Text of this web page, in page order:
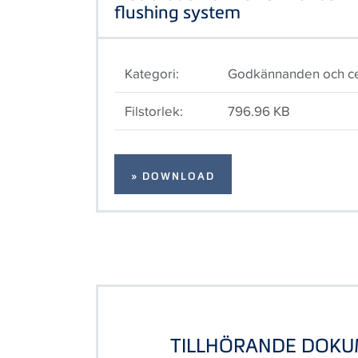
flushing system
Kategori:
Godkännanden och
Filstorlek:
796.96 KB
» DOWNLOAD
TILLHÖRANDE